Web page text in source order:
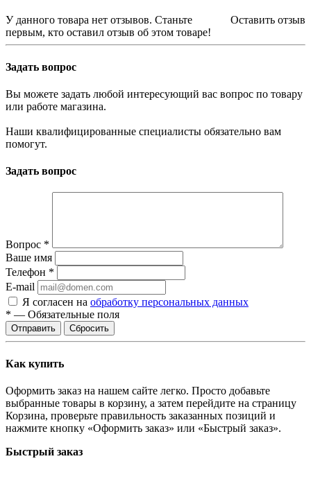
Оставить отзыв
У данного товара нет отзывов. Станьте
первым, кто оставил отзыв об этом товаре!
Задать вопрос
Вы можете задать любой интересующий вас вопрос по товару
или работе магазина.
Наши квалифицированные специалисты обязательно вам
помогут.
Задать вопрос
Вопрос *
Ваше имя
Телефон *
E-mail
Я согласен на обработку персональных данных
* — Обязательные поля
Отправить Сбросить
Как купить
Оформить заказ на нашем сайте легко. Просто добавьте
выбранные товары в корзину, а затем перейдите на страницу
Корзина, проверьте правильность заказанных позиций и
нажмите кнопку «Оформить заказ» или «Быстрый заказ».
Быстрый заказ